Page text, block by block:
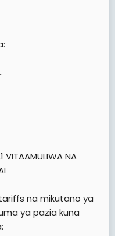
VITAAMULIWA NA
na mikutano ya
ya pazia kuna